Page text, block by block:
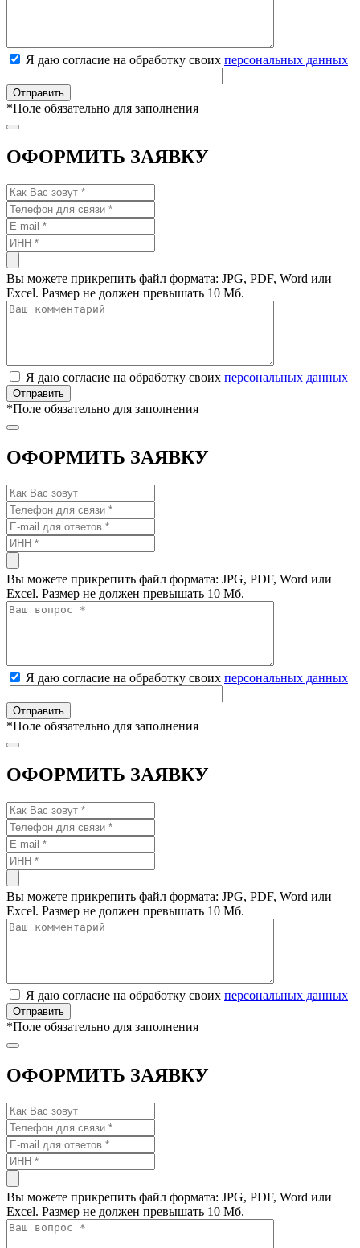
Я даю согласие на обработку своих персональных данных
*Поле обязательно для заполнения
ОФОРМИТЬ ЗАЯВКУ
Вы можете прикрепить файл формата: JPG, PDF, Word или
Excel. Размер не должен превышать 10 Мб.
Я даю согласие на обработку своих персональных данных
*Поле обязательно для заполнения
ОФОРМИТЬ ЗАЯВКУ
Вы можете прикрепить файл формата: JPG, PDF, Word или
Excel. Размер не должен превышать 10 Мб.
Я даю согласие на обработку своих персональных данных
*Поле обязательно для заполнения
ОФОРМИТЬ ЗАЯВКУ
Вы можете прикрепить файл формата: JPG, PDF, Word или
Excel. Размер не должен превышать 10 Мб.
Я даю согласие на обработку своих персональных данных
*Поле обязательно для заполнения
ОФОРМИТЬ ЗАЯВКУ
Вы можете прикрепить файл формата: JPG, PDF, Word или
Excel. Размер не должен превышать 10 Мб.